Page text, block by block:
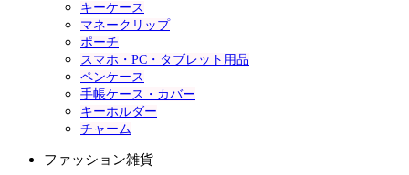
キーケース
マネークリップ
ポーチ
スマホ・PC・タブレット用品
ペンケース
手帳ケース・カバー
キーホルダー
チャーム
ファッション雑貨